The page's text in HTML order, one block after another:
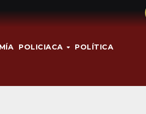
POLICIACA POLÍTICA